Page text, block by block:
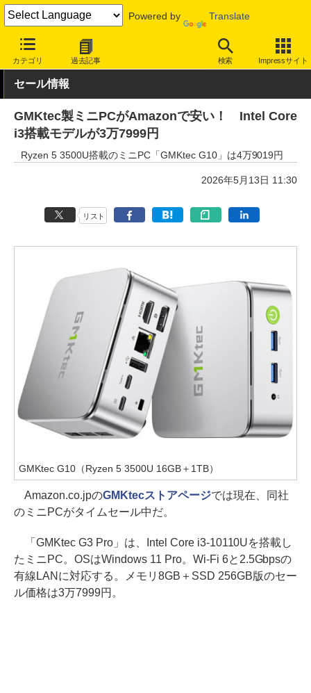
Powered by Translate
カテゴリ 過去記事 検索 Impressサイト
INTERNET Watch セール情報
セール情報
GMKtec製ミニPCがAmazonで安い！ Intel Core
i3搭載モデルが3万7999円
Ryzen 5 3500U搭載のミニPC「GMKtec G10」は4万9019円
2026年5月13日 11:30
リスト
GMKtec G10（Ryzen 5 3500U 16GB＋1TB）
Amazon.co.jpのGMKtecストアページでは現在、同社
のミニPCがタイムセール中だ。
「GMKtec G3 Pro」は、Intel Core i3-10110Uを搭載し
たミニPC。OSはWindows 11 Pro。Wi-Fi 6と2.5Gbpsの
有線LANに対応する。メモリ8GB＋SSD 256GB版のセー
ル価格は3万7999円。